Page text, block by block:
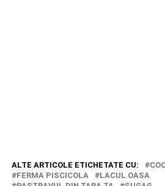
ALTE ARTICOLE ETICHETATE CU:
FERMA PISCICOLA
LACUL OASA